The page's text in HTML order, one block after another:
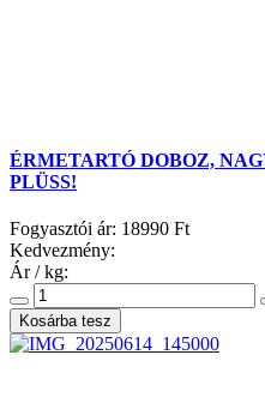
ÉRMETARTÓ DOBOZ,
PLÜSS!
Fogyasztói ár: 18990 Ft
Kedvezmény:
Ár / kg: